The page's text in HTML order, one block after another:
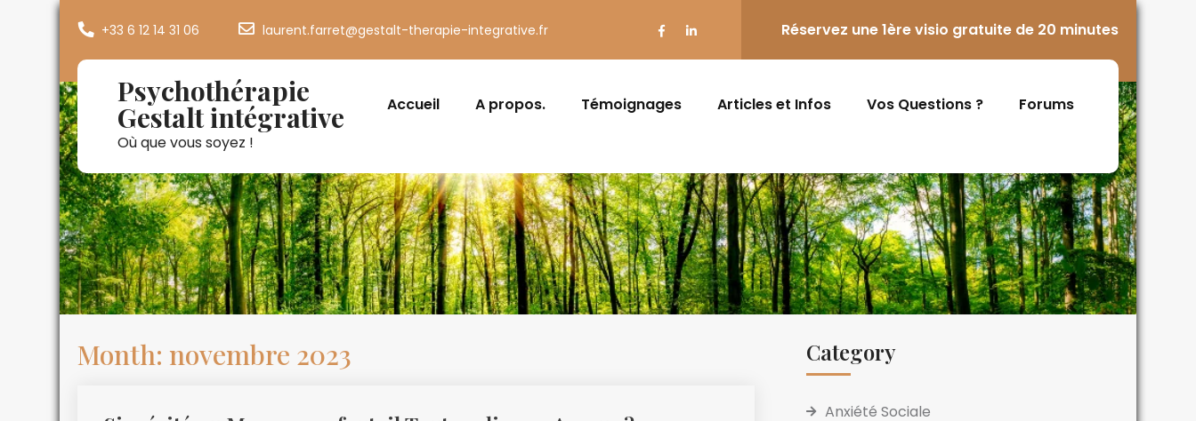
+33 6 12 14 31 06 laurent.farret@gestalt-therapie-integrative.fr Réservez une 1ère visio gratuite de 20 minutes
Psychothérapie
Gestalt intégrative
Où que vous soyez !
Accueil A propos. Témoignages Articles et Infos Vos Questions ? Forums
Month: novembre 2023 Category
Anxiété Sociale